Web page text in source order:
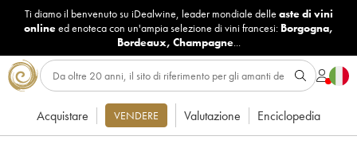
Ti diamo il benvenuto su iDealwine, leader mondiale delle aste di vini
onlineed enoteca con un'ampia selezione di vini francesi: Borgogna,
Bordeaux, Champagne...
Acquistare VENDERE Valutazione Enciclopedia